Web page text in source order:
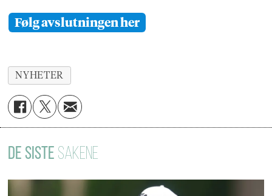
Følg avslutningen her
NYHETER
DE SISTE SAKENE